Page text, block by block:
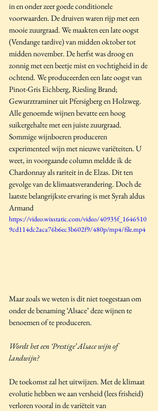
in en onder zeer goede conditionele
voorwaarden. De druiven waren rijp met een
mooie zuurgraad. We maakten een late oogst
(Vendange tardive) van midden oktober tot
midden november. De herfst was droog en
zonnig met een beetje mist en vochtigheid in de
ochtend. We produceerden een late oogst van
Pinot-Gris Eichberg, Riesling Brand;
Gewurztraminer uit Pfersigberg en Holzweg.
Alle genoemde wijnen bevatte een hoog
suikergehalte met een juiste zuurgraad.
Sommige wijnboeren produceren
experimenteel wijn met nieuwe variëteiten. U
weet, in voorgaande column meldde ik de
Chardonnay als rariteit in de Elzas. Dit ten
gevolge van de klimaatsverandering. Doch de
laatste belangrijkste ervaring is met Syrah aldus
Armand
https://video.wixstatic.com/video/40935f_1646510
9cd114dc2aca76b6ec3b602f9/480p/mp4/file.mp4
Maar zoals we weten is dit niet toegestaan om
onder de benaming ‘Alsace’ deze wijnen te
benoemen of te produceren.
Wordt het een ‘Prestige’ Alsace wijn of
landwijn?
De toekomst zal het uitwijzen. Met de klimaat
evolutie hebben we aan versheid (lees frisheid)
verloren vooral in de variëteit van